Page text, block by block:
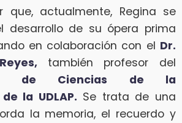
que, actualmente, Regina se
desarrollo de su ópera prima
en colaboración con el Dr.
también profesor del
de Ciencias de la
la UDLAP. Se trata de una
la memoria, el recuerdo y